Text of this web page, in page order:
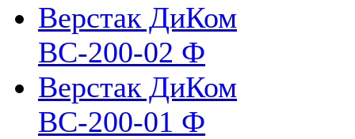
Верстак ДиКом
ВС-200-02 Ф
Верстак ДиКом
ВС-200-01 Ф